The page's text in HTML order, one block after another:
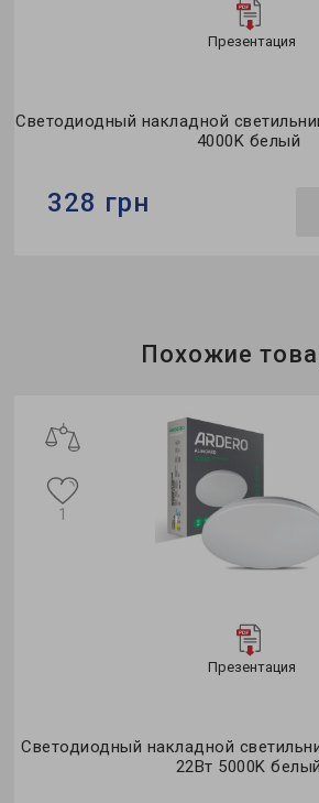
Презентация
Светодиодный накладной
4000K белый
328 грн
Тип источника света:Похожие
Презентация
Светодиодный накладной
22Вт 5000K белый
1